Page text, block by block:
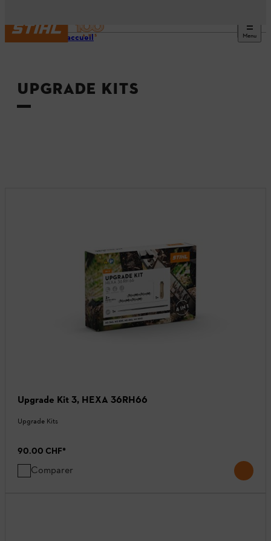
Menu
Page d’accueil
UPGRADE KITS
Upgrade Kit 3, HEXA 36RH66
Upgrade Kits
90.00 CHF*
Comparer